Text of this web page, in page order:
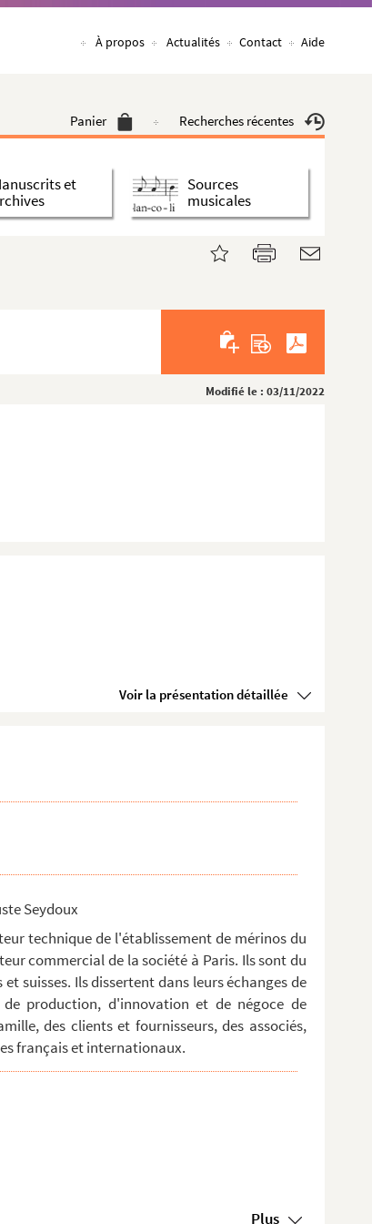
À propos Actualités Contact Aide
Panier Recherches récentes
et
Sources
musicales
Modifié le : 03/11/2022
Voir la présentation détaillée
Seydoux
technique de l'établissement de mérinos du
commercial de la société à Paris. Ils sont du
suisses. Ils dissertent dans leurs échanges de
production, d'innovation et de négoce de
des clients et fournisseurs, des associés,
français et internationaux.
Plus